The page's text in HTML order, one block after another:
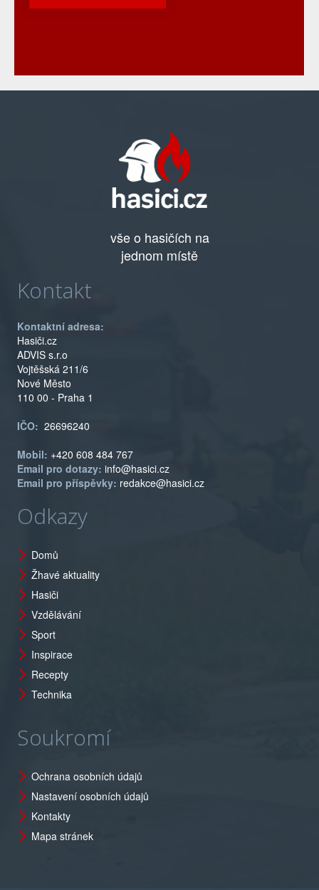
vše o hasičích na
jednom místě
Kontakt
Kontaktní adresa:
Hasiči.cz
ADVIS s.r.o
Vojtěšská 211/6
Nové Město
110 00 - Praha 1
IČO: 26696240
Mobil: +420 608 484 767
Email pro dotazy: info@hasici.cz
Email pro příspěvky: redakce@hasici.cz
Odkazy
Domů
Žhavé aktuality
Hasiči
Vzdělávání
Sport
Inspirace
Recepty
Technika
Soukromí
Ochrana osobních údajů
Nastavení osobních údajů
Kontakty
Mapa stránek